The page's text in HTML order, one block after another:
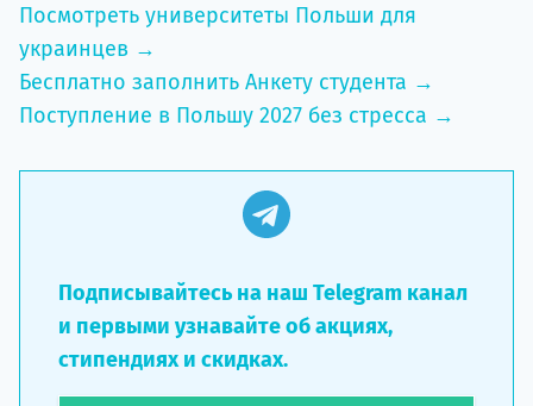
Посмотреть университеты Польши для
украинцев →
Бесплатно заполнить Анкету студента →
Поступление в Польшу 2027 без стресса →
Подписывайтесь на наш Telegram канал
и первыми узнавайте об акциях,
стипендиях и скидках.